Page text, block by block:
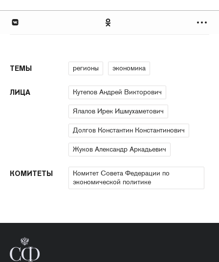
ТЕМЫ регионы экономика
ЛИЦА Кутепов Андрей Викторович
Ялалов Ирек Ишмухаметович
Долгов Константин Константинович
Жуков Александр Аркадьевич
КОМИТЕТЫ
Комитет Совета Федерации по
экономической политике